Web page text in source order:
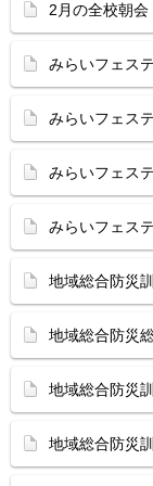
2月の全校朝
みらいフェス
みらいフェス
みらいフェス
みらいフェス
地域総合防災
地域総合防災
地域総合防災
地域総合防災